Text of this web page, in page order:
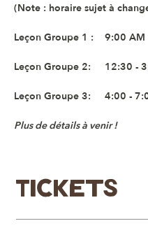
(Note : horaire sujet à
Leçon Groupe 1 :    9:00
Leçon Groupe 2:     12:30 -
Leçon Groupe 3:     4:00 -
Plus de détails à venir !
Tickets